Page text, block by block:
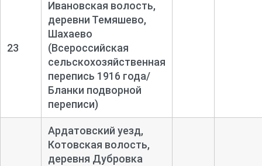
23
Ивановская волость,
деревни Темяшево,
Шахаево
(Всероссийская
сельскохозяйственная
перепись 1916 года/
Бланки подворной
переписи)
Ардатовский уезд,
Котовская волость,
деревня Дубровка